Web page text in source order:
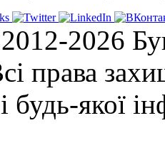
2026
права
будь-якої